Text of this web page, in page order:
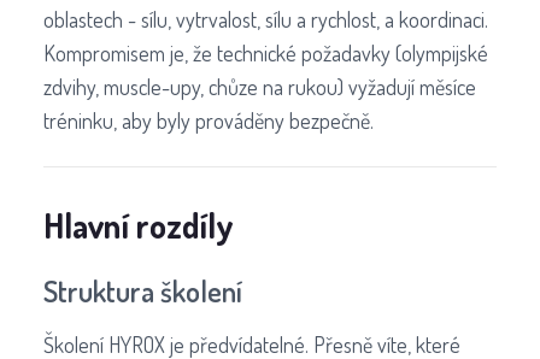
oblastech - sílu, vytrvalost, sílu a rychlost, a koordinaci.
Kompromisem je, že technické požadavky (olympijské
zdvihy, muscle-upy, chůze na rukou) vyžadují měsíce
tréninku, aby byly prováděny bezpečně.
Hlavní rozdíly
Struktura školení
Školení HYROX je předvídatelné. Přesně víte, které